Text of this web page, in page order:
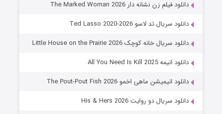
دانلود فیلم زن نشانه دار The Marked Woman 2026
دانلود سریال تد لاسو Ted Lasso 2020-2026
دانلود سریال خانه کوچک Little House on the Prairie 2026
دانلود انیمه All You Need Is Kill 2025
دانلود انیمیشن ماهی اخمو The Pout-Pout Fish 2026
دانلود سریال دو روایت His & Hers 2026